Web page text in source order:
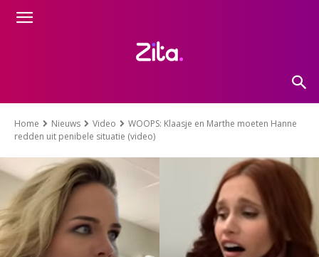
Home Nieuws Video
WOOPS: Klaasje en Marthe moeten Hanne
redden uit penibele situatie (video)